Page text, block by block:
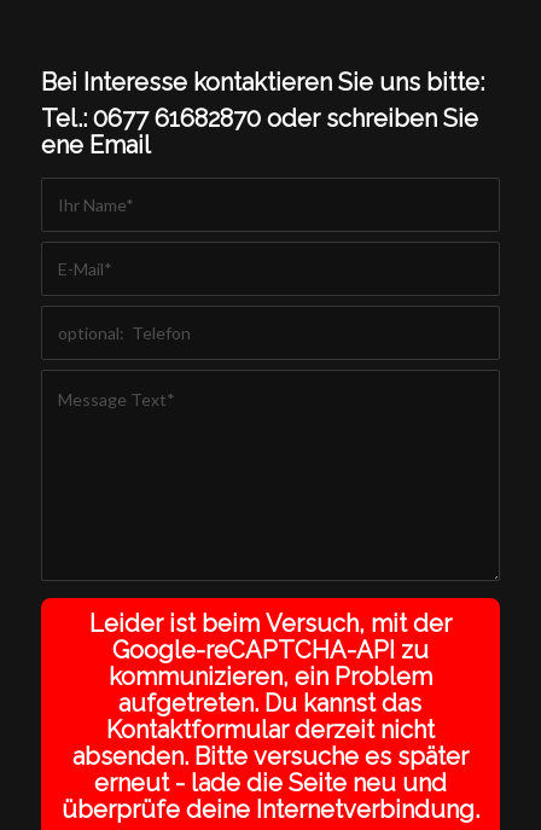
Bei Interesse kontaktieren Sie uns bitte:
Tel.: 0677 61682870 oder schreiben Sie
ene Email
Leider ist beim Versuch, mit der
Google-reCAPTCHA-API zu
kommunizieren, ein Problem
aufgetreten. Du kannst das
Kontaktformular derzeit nicht
absenden. Bitte versuche es später
erneut - lade die Seite neu und
überprüfe deine Internetverbindung.